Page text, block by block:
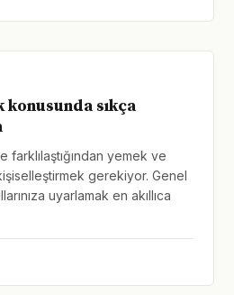
sıkça
farklılaştığından yemek ve
gerekiyor. Genel
uyarlamak en akıllıca